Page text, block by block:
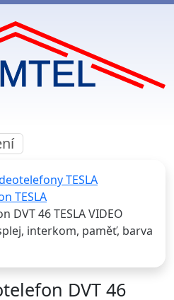
TESLA
TESLA
DVT 46 TESLA VIDEO
interkom, paměť, barva
DVT 46